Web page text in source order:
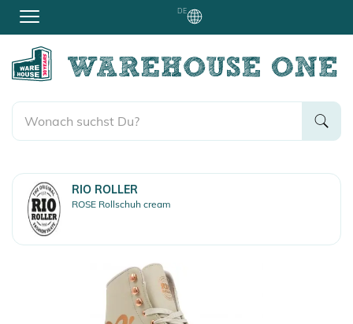
DE
RIO ROLLER
ROSE Rollschuh cream